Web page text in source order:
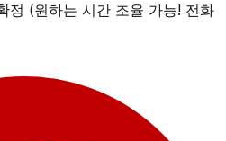
정 (원하는 시간 조율 가능! 전화